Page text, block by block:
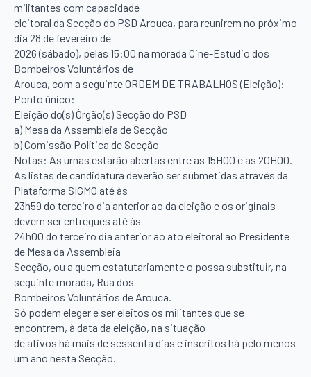
militantes com capacidade
eleitoral da Secção do PSD Arouca, para reunirem no próximo
dia 28 de fevereiro de
2026 (sábado), pelas 15:00 na morada Cine-Estudio dos
Bombeiros Voluntários de
Arouca, com a seguinte ORDEM DE TRABALHOS (Eleição):
Ponto único:
Eleição do(s) Órgão(s) Secção do PSD
a) Mesa da Assembleia de Secção
b) Comissão Política de Secção
Notas: As urnas estarão abertas entre as 15H00 e as 20H00.
As listas de candidatura deverão ser submetidas através da
Plataforma SIGMO até às
23h59 do terceiro dia anterior ao da eleição e os originais
devem ser entregues até às
24h00 do terceiro dia anterior ao ato eleitoral ao Presidente
de Mesa da Assembleia
Secção, ou a quem estatutariamente o possa substituir, na
seguinte morada, Rua dos
Bombeiros Voluntários de Arouca.
Só podem eleger e ser eleitos os militantes que se
encontrem, à data da eleição, na situação
de ativos há mais de sessenta dias e inscritos há pelo menos
um ano nesta Secção.